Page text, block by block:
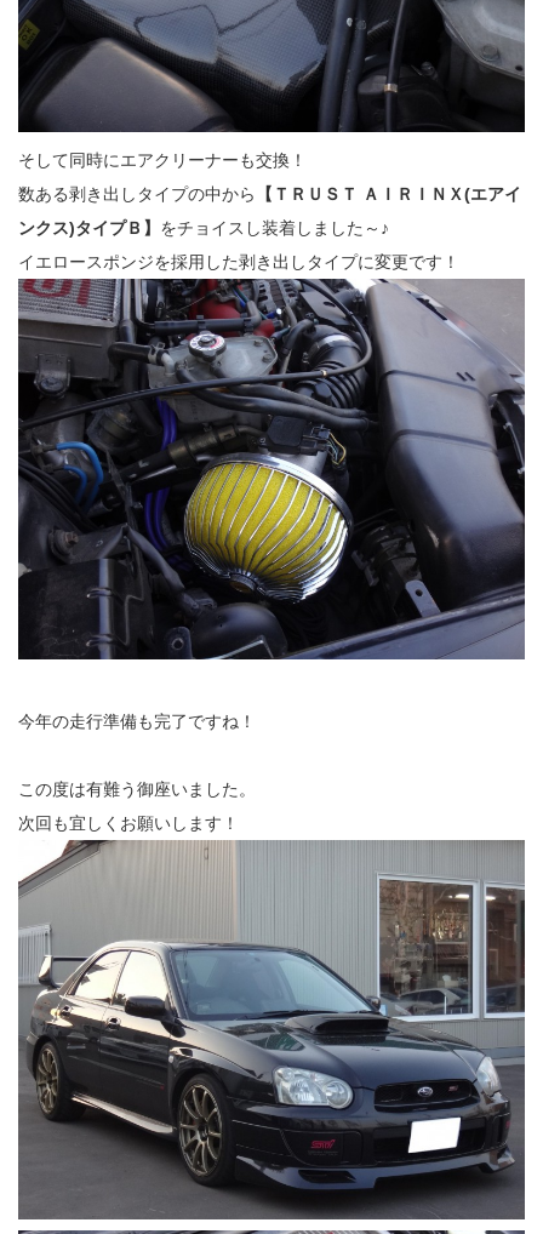
そして同時にエアクリーナーも交換！
数ある剥き出しタイプの中から
【ＴＲＵＳＴ ＡＩＲＩＮＸ(エアイ
ンクス)タイプＢ】 をチョイスし装着しました～♪
イエロースポンジを採用した剥き出しタイプに変更です！
今年の走行準備も完了ですね！
この度は有難う御座いました。
次回も宜しくお願いします！